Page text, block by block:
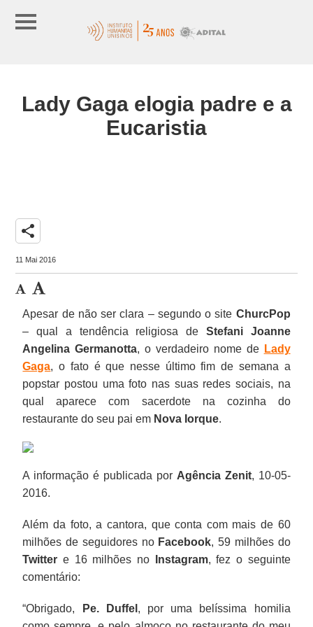
Lady Gaga elogia padre e a
Eucaristia
share
11 Mai 2016
Apesar de não ser clara – segundo o site ChurcPop
– qual a tendência religiosa de Stefani Joanne
Angelina Germanotta, o verdadeiro nome de Lady
Gaga, o fato é que nesse último fim de semana a
popstar postou uma foto nas suas redes sociais, na
qual aparece com sacerdote na cozinha do
restaurante do seu pai em Nova Iorque.
A informação é publicada por Agência Zenit, 10-05-
2016.
Além da foto, a cantora, que conta com mais de 60
milhões de seguidores no Facebook, 59 milhões do
Twitter e 16 milhões no Instagram, fez o seguinte
comentário:
“Obrigado, Pe. Duffel , por uma belíssima homilia